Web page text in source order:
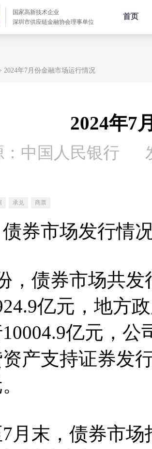
国家高新技术企业
深圳市供应链金融协会理事单位
首页
2024年7月份金融市场运行情况
2024年7
：中国人民银行
承兑 商票
券市场发行情
，债券市场共发
亿元，地方
亿元，公
产支持证券发
月末，债券市